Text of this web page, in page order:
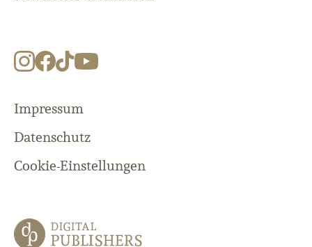
Impressum
Datenschutz
Cookie-Einstellungen